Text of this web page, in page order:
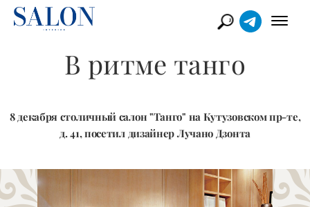
В ритме танго
8 декабря столичный салон "Танго" на Кутузовском пр-те,
д. 41, посетил дизайнер Лучано Дзонта